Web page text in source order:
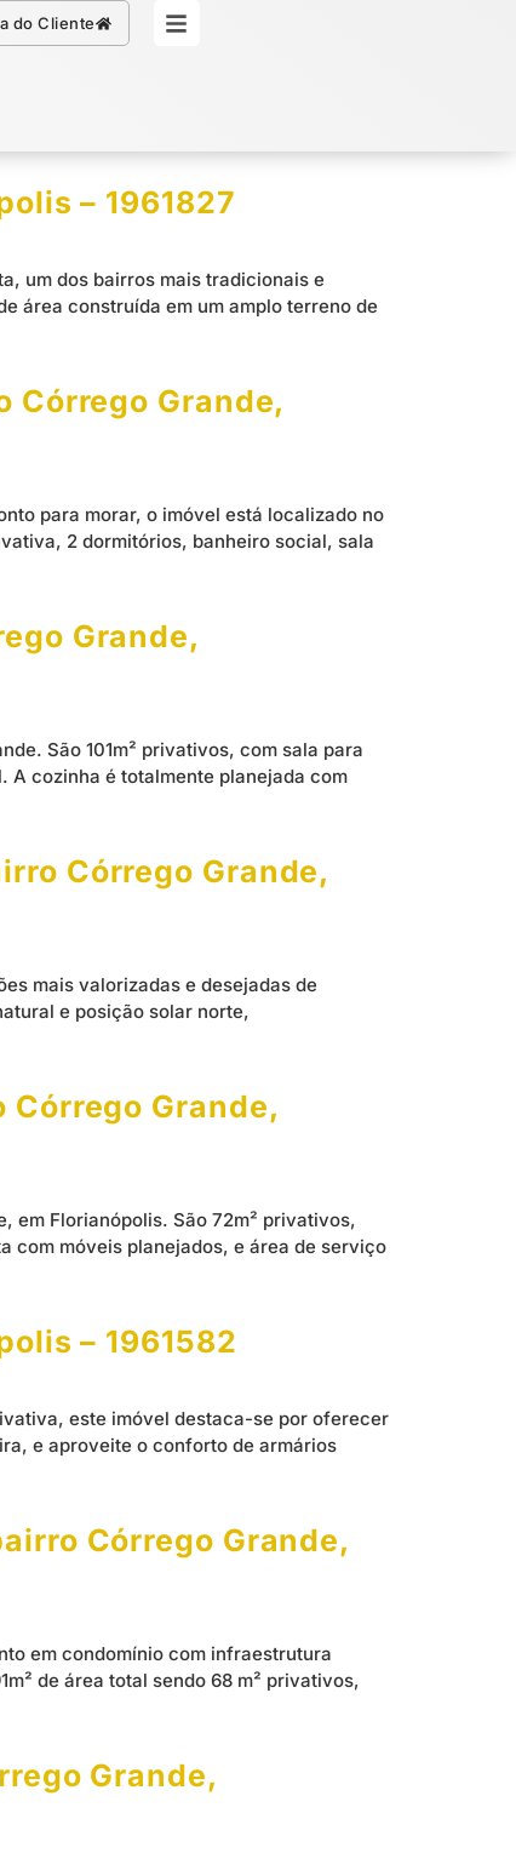
do Cliente Simule seu Crédito
– 1961827
um dos bairros mais tradicionais e
área construída em um amplo terreno de
Córrego Grande,
para morar, o imóvel está localizado no
2 dormitórios, banheiro social, sala
Grande,
São 101m² privativos, com sala para
A cozinha é totalmente planejada com
Córrego Grande,
mais valorizadas e desejadas de
e posição solar norte,
Grande,
em Florianópolis. São 72m² privativos,
com móveis planejados, e área de serviço
– 1961582
este imóvel destaca-se por oferecer
e aproveite o conforto de armários
Córrego Grande,
em condomínio com infraestrutura
de área total sendo 68 m² privativos,
Grande,